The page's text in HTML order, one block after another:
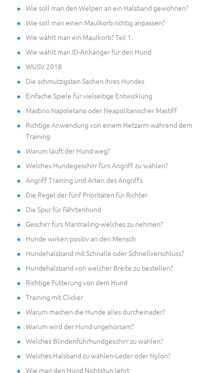
Wie soll man den Welpen an ein Halsband gewöhnen?
Wie soll man einen Maulkorb richtig anpassen?
Wie wählt man ein Maulkorb? Teil 1.
Wie wählt man ID-Anhänger für den Hund
WUSV 2018
Die schmutzigsten Sachen Ihres Hundes
Einfache Spiele für vielseitige Entwicklung
Mastino Napoletano oder Neapolitanischer Mastiff
Richtige Anwendung von einem Hetzarm während dem
Training
Warum läuft der Hund weg?
Welches Hundegeschirr fürs Angriff zu wählen?
Angriff Training und Arten des Angriffs
Die Regel der fünf Prioritäten für Richter
Die Spur für Fährtenhund
Geschirr fürs Mantrailing-welches zu nehmen?
Hunde wirken positiv an den Mensch
Hundehalsband mit Schnalle oder Schnellverschluss?
Hundehalsband von welcher Breite zu bestellen?
Richtige Fütterung von dem Hund
Training mit Clicker
Warum machen die Hunde alles durcheinader?
Warum wird der Hund ungehorsam?
Welches Blindenführhundgeschirr zu wählen?
Welches Halsband zu wählen-Leder oder Nylon?
Wie man den Hund Nichtstun lehrt